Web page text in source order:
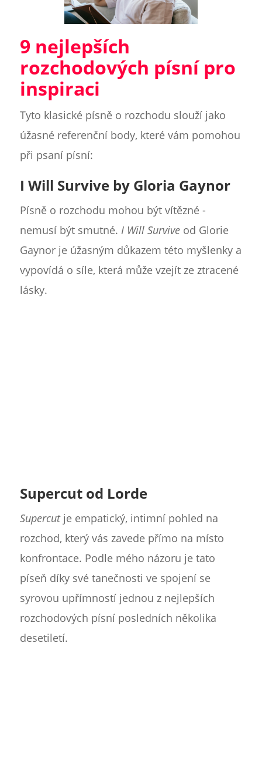
9 nejlepších
rozchodových písní pro
inspiraci
Tyto klasické písně o rozchodu slouží jako
úžasné referenční body, které vám pomohou
při psaní písní:
I Will Survive by Gloria Gaynor
Písně o rozchodu mohou být vítězné -
nemusí být smutné. I Will Surviveod Glorie
Gaynor je úžasným důkazem této myšlenky a
vypovídá o síle, která může vzejít ze ztracené
lásky.
Supercut od Lorde
Supercutje empatický, intimní pohled na
rozchod, který vás zavede přímo na místo
konfrontace. Podle mého názoru je tato
píseň díky své tanečnosti ve spojení se
syrovou upřímností jednou z nejlepších
rozchodových písní posledních několika
desetiletí.